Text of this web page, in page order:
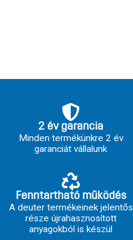
2 év garancia
Minden termékünkre 2 év
garanciát vállalunk
Fenntartható működés
A deuter termékeinek jelentős
része újrahasznosított
anyagokból is készül